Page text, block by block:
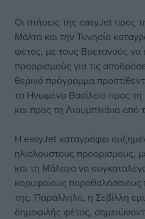
Οι πτήσεις της easyJet προς
Μάλτα και την Τυνησία
φέτος, με τους Βρετανούς να
προορισμούς για τις
θερινό πρόγραμμα
το Ηνωμένο Βασίλειο προς
και προς τη Λιουμπλιάνα από
Η easyJet καταγράφει
ηλιόλουστους προορισμούς,
και τη Μάλαγα να
κορυφαίους παραθαλάσσιους
της. Παράλληλα, η Σεβίλλη
δημοφιλής φέτος,